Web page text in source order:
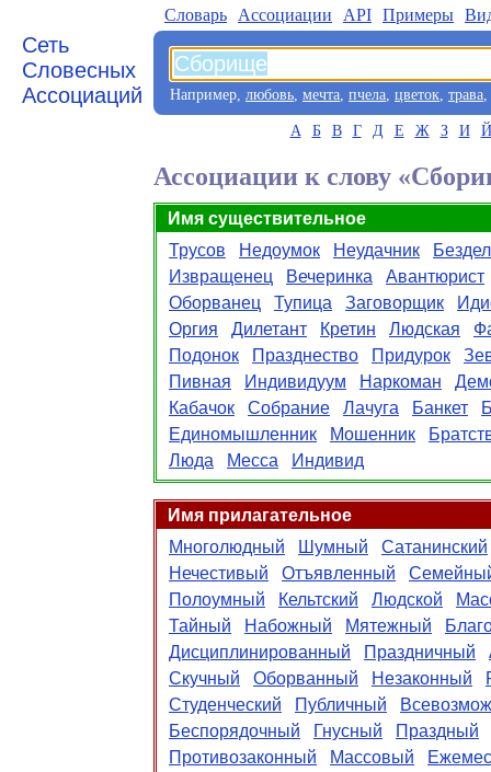
Сеть
Словесных
Ассоциаций
Словарь Aссоциации API Примеры
Например, любовь, мечта, пчела, цветок, трава,
А Б В Г Д Е Ж З И Й
Ассоциации к слову
Имя существительное
Трусов
Недоумок Неудачник
Извращенец
Вечеринка
Авантюрист
Оборванец
Тупица Заговорщик
Оргия
Дилетант Кретин Людская
Подонок
Празднество Придурок
Пивная
Индивидуум Наркоман
Кабачок
Собрание Лачуга Банкет
Единомышленник
Мошенник
Люда
Месса Индивид
Имя прилагательное
Многолюдный
Шумный
Сатанинский
Нечестивый
Отъявленный
Полоумный
Кельтский Людской
Тайный
Набожный Мятежный
Дисциплинированный
Праздничный
Скучный
Оборванный Незаконный
Студенческий
Публичный
Беспорядочный
Гнусный
Праздный
Противозаконный
Массовый